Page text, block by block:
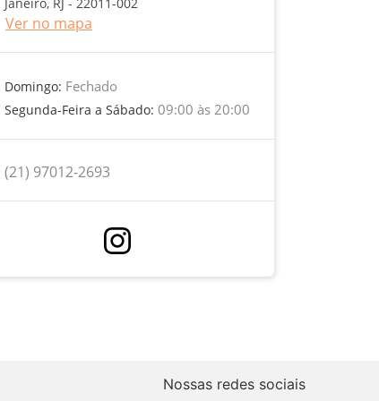
Ver no mapa
Domingo: Fechado
Segunda-Feira a Sábado: 09:00 às 20:00
(21) 97012-2693
Nossas redes sociais